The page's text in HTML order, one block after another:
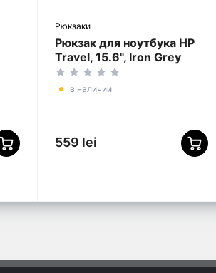
Рюкзаки
Рюкзак для ноутбука HP
Travel, 15.6", Iron Grey
в наличии
559 lei